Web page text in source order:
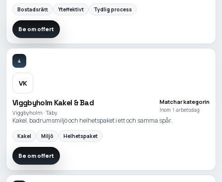
Bostadsrätt Yteffektivt Tydlig process
Be om offert
4
VK
Viggbyholm Kakel & Bad
Viggbyholm · Täby
Matchar kategorin
Inom 1 arbetsdag
Kakel, badrumsmiljö och helhetspaket i ett och samma spår.
Kakel Miljö Helhetspaket
Be om offert